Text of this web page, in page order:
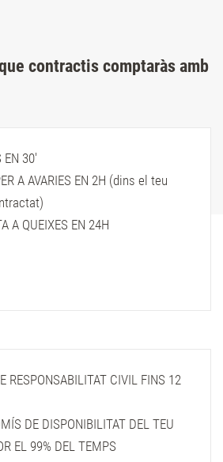
contractis comptaràs amb
EN 30'
A AVARIES EN 2H (dins el teu
A QUEIXES EN 24H
RESPONSABILITAT CIVIL FINS 12
DE DISPONIBILITAT DEL TEU
EL 99% DEL TEMPS